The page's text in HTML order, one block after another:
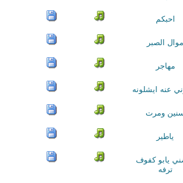
احبكم
موال الصبر
مهاجر
عنه ايشلونه
ومرت
ياطير
يابو كفوف
ترفه